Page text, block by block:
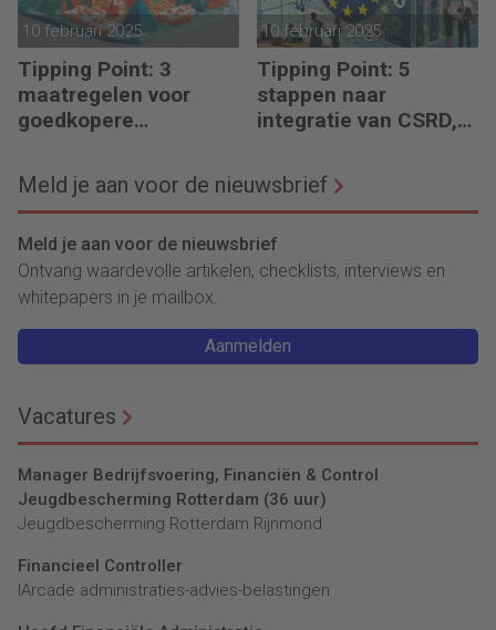
10 februari 2025
Tipping Point: 3
maatregelen voor
goedkopere
verduurzamen)
10 februari 2025
Tipping Point: 5
stappen naar
integratie van CSRD,
Meld je aan voor de nieuwsbrief
Meld je aan voor de nieuwsbrief
Ontvang waardevolle artikelen, checklists, interviews en
whitepapers in je mailbox.
Aanmelden
Vacatures
Manager Bedrijfsvoering, Financiën & Control
Jeugdbescherming Rotterdam (36 uur)
Jeugdbescherming Rotterdam Rijnmond
Financieel Controller
lArcade administraties-advies-belastingen